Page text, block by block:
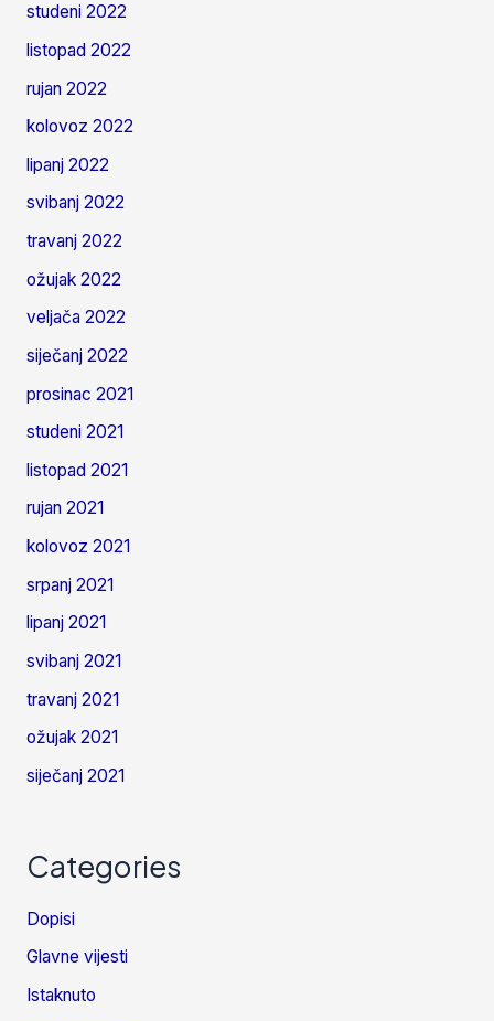
studeni 2022
listopad 2022
rujan 2022
kolovoz 2022
lipanj 2022
svibanj 2022
travanj 2022
ožujak 2022
veljača 2022
siječanj 2022
prosinac 2021
studeni 2021
listopad 2021
rujan 2021
kolovoz 2021
srpanj 2021
lipanj 2021
svibanj 2021
travanj 2021
ožujak 2021
siječanj 2021
Categories
Dopisi
Glavne vijesti
Istaknuto